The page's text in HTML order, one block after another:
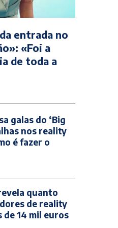
entrada no
«Foi a
de toda a
galas do ‘Big
nos reality
é fazer o
quanto
de reality
de 14 mil euros